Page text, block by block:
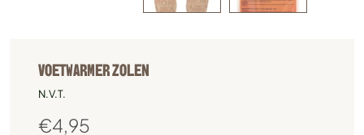
VOETWARMER ZOLEN
N.V.T.
€4,95